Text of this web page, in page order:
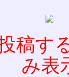
稿す
み表